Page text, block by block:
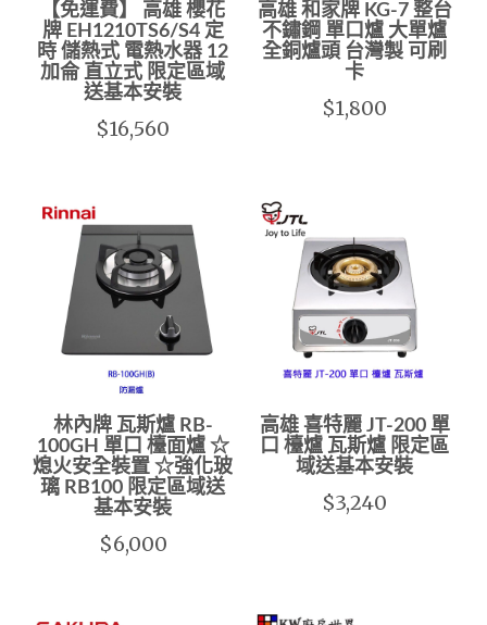
【免運費】 高雄 櫻花
牌 EH1210TS6/S4 定
時 儲熱式 電熱水器 12
加侖 直立式 限定區域
送基本安裝
$16,560
高雄 和家牌 KG-7 整台
不鏽鋼 單口爐 大單爐
全銅爐頭 台灣製 可刷
卡
$1,800
林內牌 瓦斯爐 RB-
100GH 單口 檯面爐 ☆
熄火安全裝置 ☆強化玻
璃 RB100 限定區域送
基本安裝
$6,000
高雄 喜特麗 JT-200 單
口 檯爐 瓦斯爐 限定區
域送基本安裝
$3,240